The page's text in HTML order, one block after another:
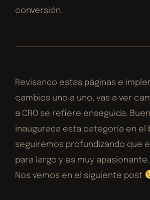
conversión.
Revisando estas páginas e
cambios uno a uno, vas a ver
a CRO se refiere enseguida.
inaugurada esta categoría en el
seguiremos profundizando que
para largo y es muy apasionante.
Nos vemos en el siguiente post